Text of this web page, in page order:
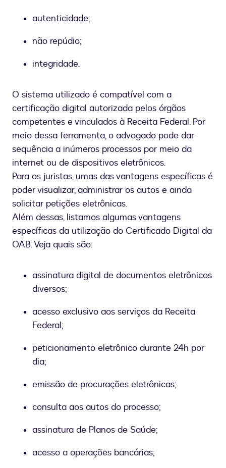
autenticidade;
não repúdio;
integridade.
O sistema utilizado é compatível com a
certificação digital autorizada pelos órgãos
competentes e vinculados à Receita Federal. Por
meio dessa ferramenta, o advogado pode dar
sequência a inúmeros processos por meio da
internet ou de dispositivos eletrônicos.
Para os juristas, umas das vantagens específicas é
poder visualizar, administrar os autos e ainda
solicitar petições eletrônicas.
Além dessas, listamos algumas vantagens
específicas da utilização do Certificado Digital da
OAB. Veja quais são:
assinatura digital de documentos eletrônicos
diversos;
acesso exclusivo aos serviços da Receita
Federal;
peticionamento eletrônico durante 24h por
dia;
emissão de procurações eletrônicas;
consulta aos autos do processo;
assinatura de Planos de Saúde;
acesso a operações bancárias;